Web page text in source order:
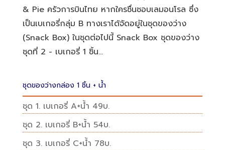
& Pie ครัวการบินไทย หากใครชื่นชอบเลมอนโรล ซึ่ง
เป็นเบเกอรี่กลุ่ม B ทางเราได้จัดอยู่ในชุดของว่าง
(Snack Box) ในชุดต่อไปนี้ Snack Box ชุดของว่าง
ชุดที่ 2 - เบเกอรี่ 1 ชิ้น...
ชุดของว่างกล่อง 1 ชิ้น + น้ำ
ชุด 1. เบเกอรี่ A+น้ำ 49บ.
ชุด 2. เบเกอรี่ B+น้ำ 54บ.
ชุด 3. เบเกอรี่ C+น้ำ 78บ.